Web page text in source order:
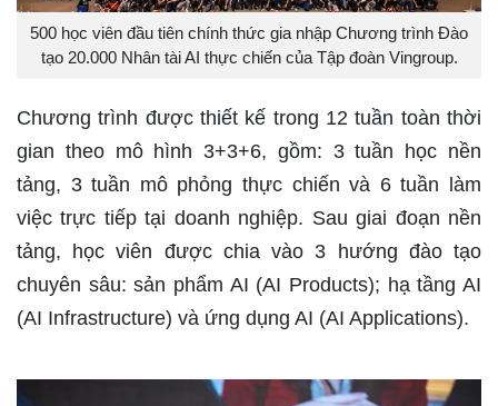
500 học viên đầu tiên chính thức gia nhập Chương trình Đào
tạo 20.000 Nhân tài AI thực chiến của Tập đoàn Vingroup.
Chương trình được thiết kế trong 12 tuần toàn thời
gian theo mô hình 3+3+6, gồm: 3 tuần học nền
tảng, 3 tuần mô phỏng thực chiến và 6 tuần làm
việc trực tiếp tại doanh nghiệp. Sau giai đoạn nền
tảng, học viên được chia vào 3 hướng đào tạo
chuyên sâu: sản phẩm AI (AI Products); hạ tầng AI
(AI Infrastructure) và ứng dụng AI (AI Applications).